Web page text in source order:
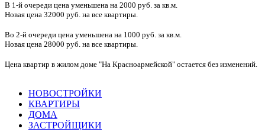
В 1-й очереди цена уменьшена на 2000 руб. за кв.м.
Новая цена 32000 руб. на все квартиры.
Во 2-й очереди цена уменьшена на 1000 руб. за кв.м.
Новая цена 28000 руб. на все квартиры.
Цена квартир в жилом доме "На Красноармейской" остается без изменений.
НОВОСТРОЙКИ
КВАРТИРЫ
ДОМА
ЗАСТРОЙЩИКИ